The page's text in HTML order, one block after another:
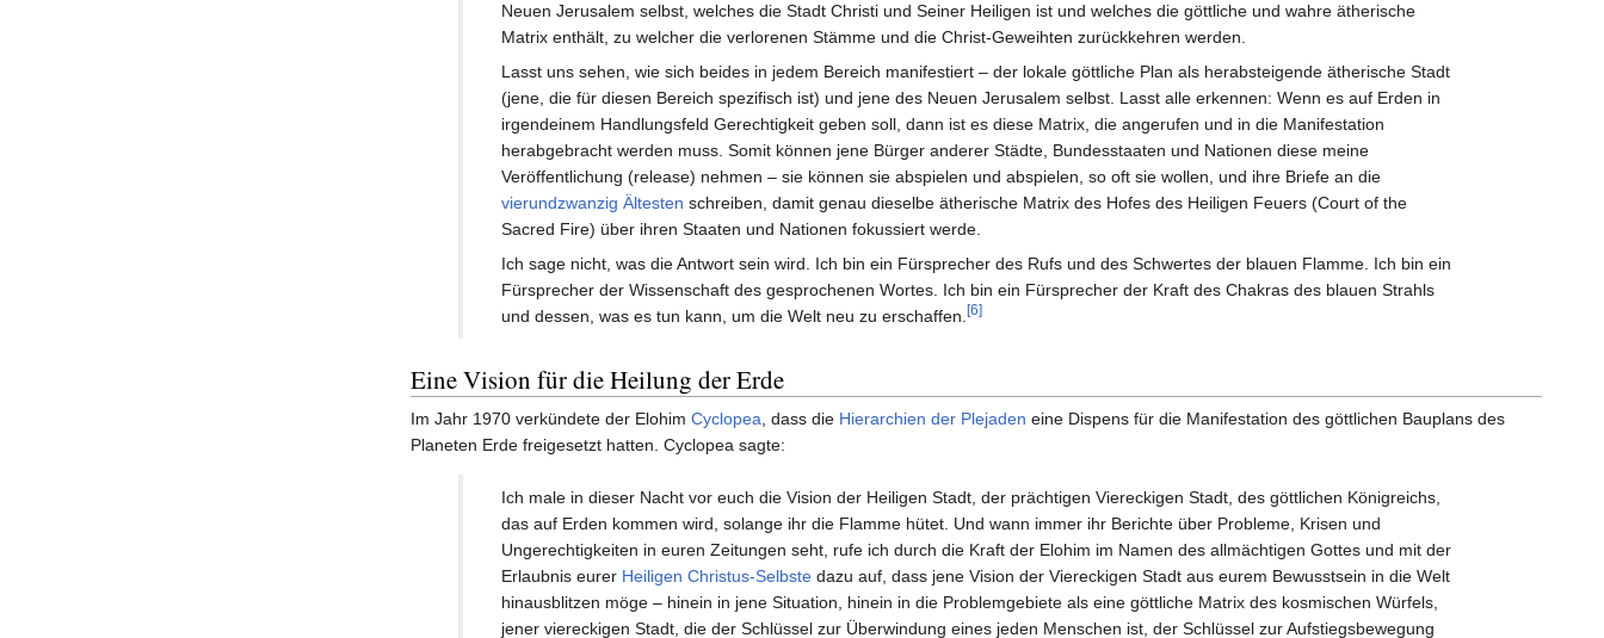
Neuen Jerusalem selbst, welches die Stadt Christi und Seiner Heiligen ist und welches die göttliche und wahre ätherische
Matrix enthält, zu welcher die verlorenen Stämme und die Christ-Geweihten zurückkehren werden.
Lasst uns sehen, wie sich beides in jedem Bereich manifestiert – der lokale göttliche Plan als herabsteigende ätherische Stadt
(jene, die für diesen Bereich spezifisch ist) und jene des Neuen Jerusalem selbst. Lasst alle erkennen: Wenn es auf Erden in
irgendeinem Handlungsfeld Gerechtigkeit geben soll, dann ist es diese Matrix, die angerufen und in die Manifestation
herabgebracht werden muss. Somit können jene Bürger anderer Städte, Bundesstaaten und Nationen diese meine
Veröffentlichung (release) nehmen – sie können sie abspielen und abspielen, so oft sie wollen, und ihre Briefe an die
vierundzwanzig Ältesten schreiben, damit genau dieselbe ätherische Matrix des Hofes des Heiligen Feuers (Court of the
Sacred Fire) über ihren Staaten und Nationen fokussiert werde.
Ich sage nicht, was die Antwort sein wird. Ich bin ein Fürsprecher des Rufs und des Schwertes der blauen Flamme. Ich bin ein
Fürsprecher der Wissenschaft des gesprochenen Wortes. Ich bin ein Fürsprecher der Kraft des Chakras des blauen Strahls
und dessen, was es tun kann, um die Welt neu zu erschaffen. [6]
Eine Vision für die Heilung der Erde
Im Jahr 1970 verkündete der Elohim Cyclopea, dass die Hierarchien der Plejaden eine Dispens für die Manifestation des göttlichen Bauplans des
Planeten Erde freigesetzt hatten. Cyclopea sagte:
Ich male in dieser Nacht vor euch die Vision der Heiligen Stadt, der prächtigen Viereckigen Stadt, des göttlichen Königreichs,
das auf Erden kommen wird, solange ihr die Flamme hütet. Und wann immer ihr Berichte über Probleme, Krisen und
Ungerechtigkeiten in euren Zeitungen seht, rufe ich durch die Kraft der Elohim im Namen des allmächtigen Gottes und mit der
Erlaubnis eurer Heiligen Christus-Selbste dazu auf, dass jene Vision der Viereckigen Stadt aus eurem Bewusstsein in die Welt
hinausblitzen möge – hinein in jene Situation, hinein in die Problemgebiete als eine göttliche Matrix des kosmischen Würfels,
jener viereckigen Stadt, die der Schlüssel zur Überwindung eines jeden Menschen ist, der Schlüssel zur Aufstiegsbewegung